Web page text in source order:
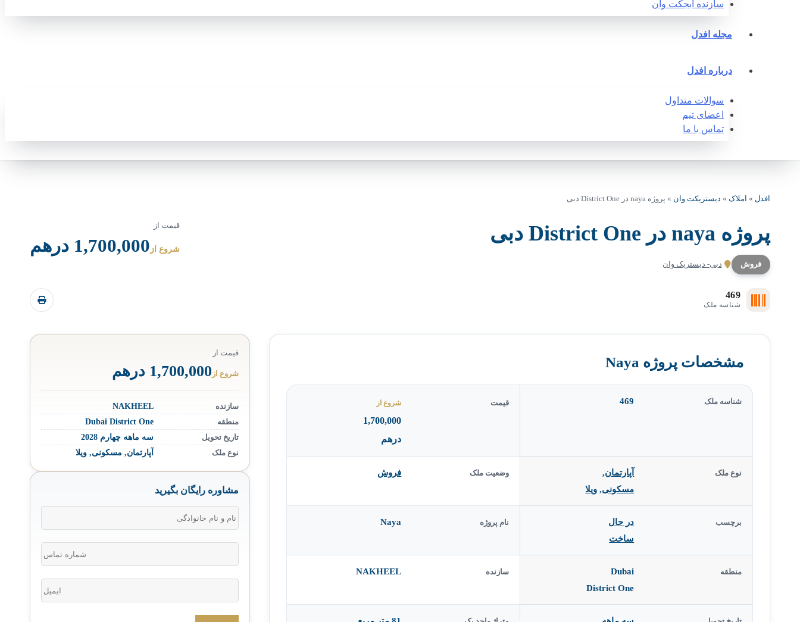
سازنده آبجکت وان‎
مجله افدل
درباره افدل
سوالات متداول
اعضای تیم
تماس با ما
افدل » املاک » دیستریکت وان » پروژه naya در District One دبی
پروژه naya در District One دبی
فروش دبی- دیستریک وان
قیمت از
شروع از 1,700,000 درهم
469
شناسه ملک
مشخصات پروژه Naya
شناسه ملک 469 قیمت شروع از
1,700,000
درهم
نوع ملک آپارتمان,
مسکونی, ویلا
وضعیت ملک فروش
برچسب
در حال
ساخت
نام پروژه Naya
منطقه
Dubai
District One
سازنده NAKHEEL
قیمت از
شروع از 1,700,000 درهم
سازنده
NAKHEEL
منطقه
Dubai District One
تاریخ تحویل
سه ماهه چهارم 2028
نوع ملک
آپارتمان, مسکونی, ویلا
مشاوره رایگان بگیرید